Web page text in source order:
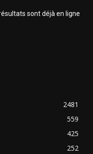
sont déjà en ligne
2481
559
425
252